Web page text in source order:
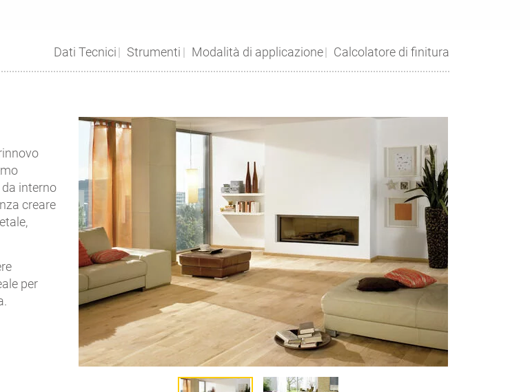
Dati Tecnici Strumenti Modalità di applicazione Calcolatore di finitura
da interno
creare
per